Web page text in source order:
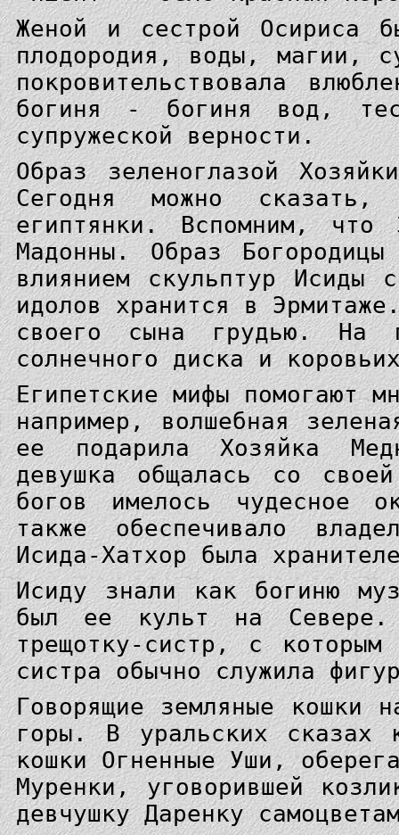
Женой и сестрой Осириса
плодородия, воды, магии,
покровительствовала
богиня - богиня вод,
супружеской верности.
Образ зеленоглазой
Сегодня можно
египтянки. Вспомним, что
Мадонны. Образ
влиянием скульптур Исиды
идолов хранится в
своего сына грудью. На
солнечного диска и
Египетские мифы помогают
например, волшебная
ее подарила Хозяйка
девушка общалась со
богов имелось чудесное
также обеспечивало
Исида-Хатхор была
Исиду знали как богиню
был ее культ на Севере.
трещотку-систр, с которым
систра обычно служила
Говорящие земляные кошки
горы. В уральских сказах
кошки Огненные Уши,
Муренки, уговорившей
девчушку Даренку